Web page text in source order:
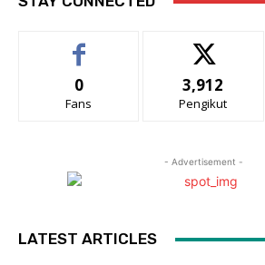
0
Fans
3,912
Pengikut
- Advertisement -
LATEST ARTICLES